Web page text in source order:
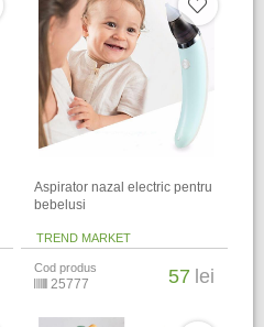
Aspirator nazal electric pentru
bebelusi
TREND MARKET
Cod produs
25777 57 lei